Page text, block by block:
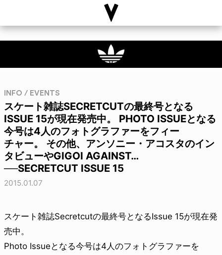
INFO / EVENTS
スケート雑誌SECRETCUTの最終号となる
ISSUE 15が現在発売中。 PHOTO ISSUEとなる
今号は4人のフォトグラファーをフィー
チャー。 その他、アンソニー・アコスタのイン
タビューやGIGOI AGAINST…
──SECRETCUT ISSUE 15
2015.01.07
スケート雑誌Secretcutの最終号となるIssue 15が現在発
売中。
Photo Issueとなる今号は4人のフォトグラファーを